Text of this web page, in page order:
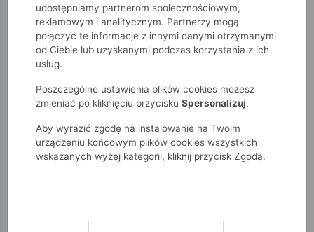
51015kids Chłopcy 2-7 lat Akcesoria Skarpetki
SKARPETKI
POKAŻ FILTRY
udostępniamy partnerom społecznościowym,
reklamowym i analitycznym. Partnerzy mogą
połączyć te informacje z innymi danymi otrzymanymi
od Ciebie lub uzyskanymi podczas korzystania z ich
usług.
Poszczególne ustawienia plików cookies możesz
zmieniać po kliknięciu przycisku Spersonalizuj.
Aby wyrazić zgodę na instalowanie na Twoim
urządzeniu końcowym plików cookies wszystkich
wskazanych wyżej kategorii, kliknij przycisk Zgoda.